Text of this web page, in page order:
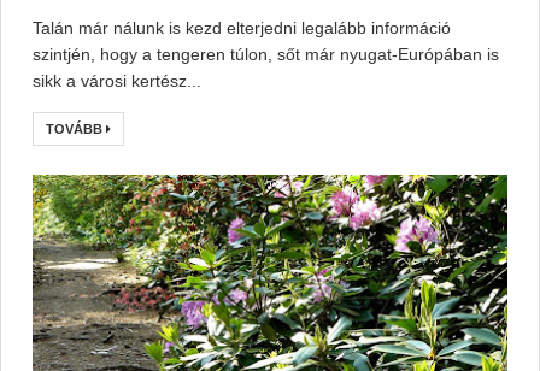
Talán már nálunk is kezd elterjedni legalább információ
szintjén, hogy a tengeren túlon, sőt már nyugat-Európában is
sikk a városi kertész...
TOVÁBB